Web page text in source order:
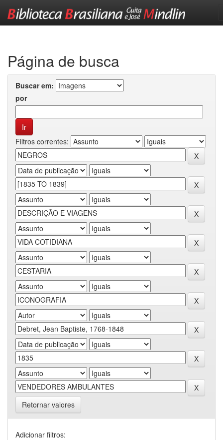
Página de busca
Buscar em:
por
Filtros correntes:
Retornar valores
Adicionar filtros: